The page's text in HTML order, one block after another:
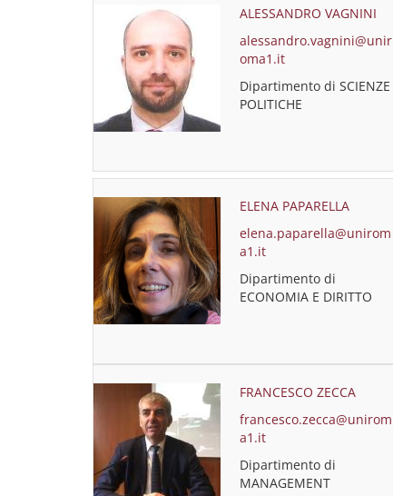
ALESSANDRO VAGNINI
alessandro.vagnini@unir
oma1.it
Dipartimento di SCIENZE
POLITICHE
ELENA PAPARELLA
elena.paparella@unirom
a1.it
Dipartimento di
ECONOMIA E DIRITTO
FRANCESCO ZECCA
francesco.zecca@unirom
a1.it
Dipartimento di
MANAGEMENT